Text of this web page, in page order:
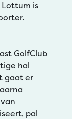
Lottum is
GolfClub
hal
gaat er
pal